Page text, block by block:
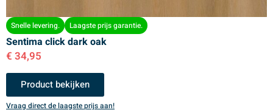
Snelle levering. Laagste prijs garantie.
Sentima click dark oak
€ 34,95
Product bekijken
Vraag direct de laagste prijs aan!